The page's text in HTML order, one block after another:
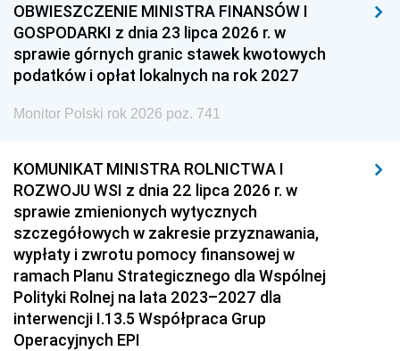
OBWIESZCZENIE MINISTRA FINANSÓW I
GOSPODARKI z dnia 23 lipca 2026 r. w
sprawie górnych granic stawek kwotowych
podatków i opłat lokalnych na rok 2027
Monitor Polski rok 2026 poz. 741
KOMUNIKAT MINISTRA ROLNICTWA I
ROZWOJU WSI z dnia 22 lipca 2026 r. w
sprawie zmienionych wytycznych
szczegółowych w zakresie przyznawania,
wypłaty i zwrotu pomocy finansowej w
ramach Planu Strategicznego dla Wspólnej
Polityki Rolnej na lata 2023–2027 dla
interwencji I.13.5 Współpraca Grup
Operacyjnych EPI